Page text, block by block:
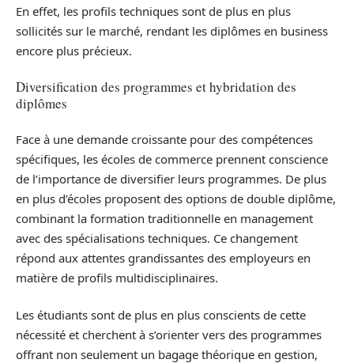
En effet, les profils techniques sont de plus en plus
sollicités sur le marché, rendant les diplômes en business
encore plus précieux.
Diversification des programmes et hybridation des
diplômes
Face à une demande croissante pour des compétences
spécifiques, les écoles de commerce prennent conscience
de l’importance de diversifier leurs programmes. De plus
en plus d’écoles proposent des options de double diplôme,
combinant la formation traditionnelle en management
avec des spécialisations techniques. Ce changement
répond aux attentes grandissantes des employeurs en
matière de profils multidisciplinaires.
Les étudiants sont de plus en plus conscients de cette
nécessité et cherchent à s’orienter vers des programmes
offrant non seulement un bagage théorique en gestion,